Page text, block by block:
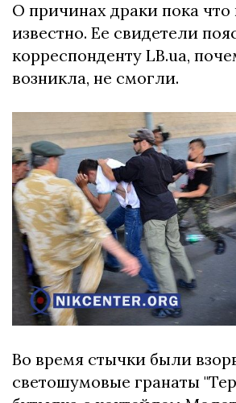
О причинах драки пока что
известно. Ее свидетели
корреспонденту LB.ua,
возникла, не смогли.
Во время стычки были
светошумовые гранаты